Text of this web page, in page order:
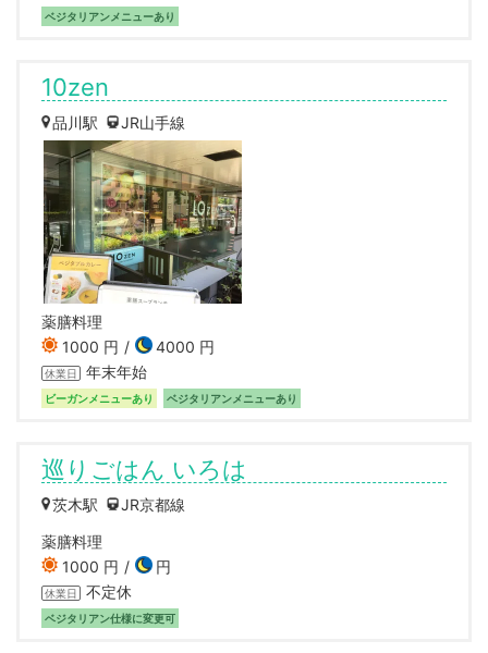
ベジタリアンメニューあり
10zen
品川駅 JR山手線
薬膳料理
1000 円
4000 円
休業日 年末年始
ビーガンメニューあり ベジタリアンメニューあり
巡りごはん いろは
茨木駅
JR京都線
薬膳料理
1000 円
円
休業日 不定休
ベジタリアン仕様に変更可